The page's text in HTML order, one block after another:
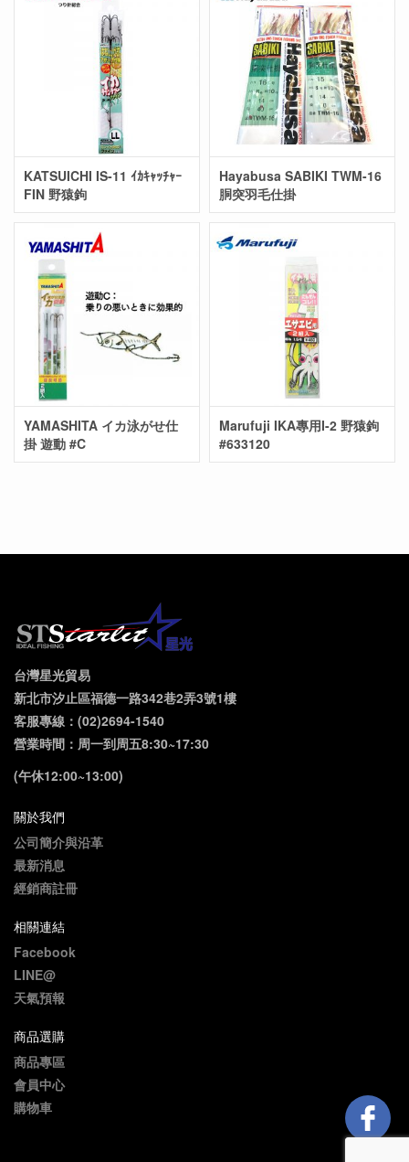
KATSUICHI IS-11 ｲｶｷｬｯﾁｬｰ
FIN 野猿鉤
Hayabusa SABIKI TWM-16
胴突羽毛仕掛
YAMASHITA イカ泳がせ仕
掛 遊動 #C
Marufuji IKA專用I-2 野猿鉤
#633120
台灣星光貿易
新北市汐止區福德一路342巷2弄3號1樓
客服專線：(02)2694-1540
營業時間：周一到周五8:30~17:30
(午休12:00~13:00)
關於我們
公司簡介與沿革
最新消息
經銷商註冊
相關連結
Facebook
LINE@
天氣預報
商品選購
商品專區
會員中心
購物車